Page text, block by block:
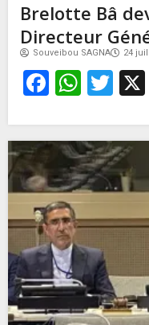
Brelotte Bâ
Directeur
Souveibou SAGNA 24